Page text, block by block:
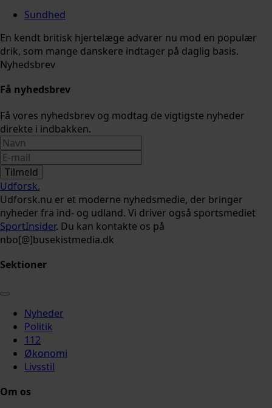
Sundhed
En kendt britisk hjertelæge advarer nu mod en populær
drik, som mange danskere indtager på daglig basis.
Nyhedsbrev
Få nyhedsbrev
Få vores nyhedsbrev og modtag de vigtigste nyheder
direkte i indbakken.
Tilmeld
Udforsk.
Udforsk.nu er et moderne nyhedsmedie, der bringer
nyheder fra ind- og udland. Vi driver også sportsmediet
SportInsider. Du kan kontakte os på
nbo[@]busekistmedia.dk
Sektioner
Nyheder
Politik
112
Økonomi
Livsstil
Om os